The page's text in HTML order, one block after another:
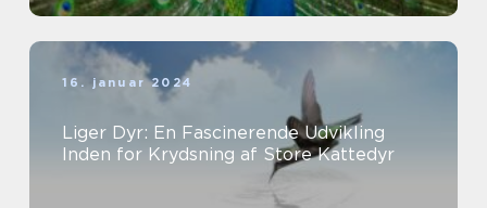
16. januar 2024
Liger Dyr: En Fascinerende Udvikling
Inden for Krydsning af Store Kattedyr